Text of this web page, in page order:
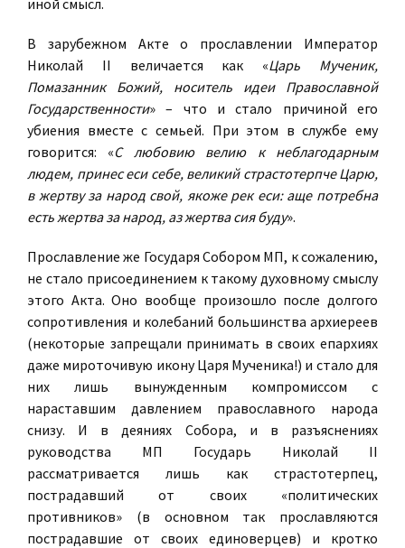
иной смысл.
В зарубежном Акте о прославлении Император
Николай II величается как «Царь Мученик,
Помазанник Божий, носитель идеи Православной
Государственности» – что и стало причиной его
убиения вместе с семьей. При этом в службе ему
говорится: «С любовию велию к неблагодарным
людем, принес еси себе, великий страстотерпче Царю,
в жертву за народ свой, якоже рек еси: аще потребна
есть жертва за народ, аз жертва сия буду».
Прославление же Государя Собором МП, к сожалению,
не стало присоединением к такому духовному смыслу
этого Акта. Оно вообще произошло после долгого
сопротивления и колебаний большинства архиереев
(некоторые запрещали принимать в своих епархиях
даже мироточивую икону Царя Мученика!) и стало для
них лишь вынужденным компромиссом с
нараставшим давлением православного народа
снизу. И в деяниях Собора, и в разъяснениях
руководства МП Государь Николай II
рассматривается лишь как страстотерпец,
пострадавший от своих «политических
противников» (в основном так прославляются
пострадавшие от своих единоверцев) и кротко